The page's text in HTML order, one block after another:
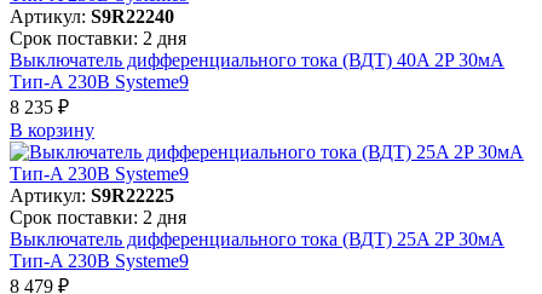
Артикул: S9R22240
Срок поставки: 2 дня
Выключатель дифференциального тока (ВДТ) 40A 2P 30мА
Тип-A 230В Systeme9
8 235 ₽
В корзинy
Артикул: S9R22225
Срок поставки: 2 дня
Выключатель дифференциального тока (ВДТ) 25A 2P 30мА
Тип-A 230В Systeme9
8 479 ₽